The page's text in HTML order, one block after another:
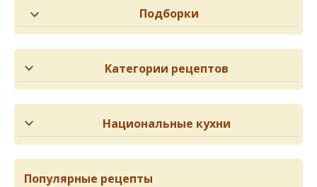
Подборки
Категории рецептов
Национальные кухни
Популярные рецепты